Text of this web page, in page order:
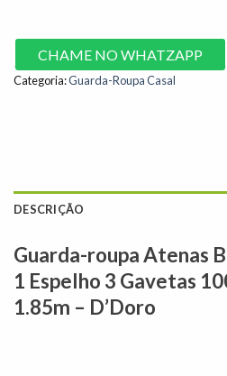
CHAME NO WHATZAPP
Categoria:Guarda-Roupa Casal
DESCRIÇÃO
Guarda-roupa Atenas
1 Espelho 3 Gavetas
1.85m – D’Doro